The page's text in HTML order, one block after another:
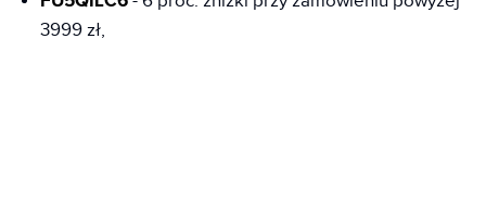
3999 zł,